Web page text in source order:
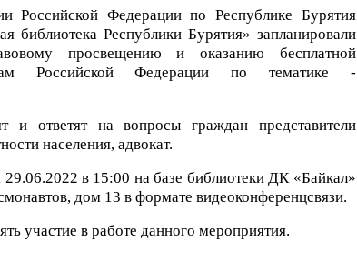
Российской Федерации по Республике Бурятия
библиотека Республики Бурятия» запланировали
просвещению и оказанию бесплатной
Российской Федерации по тематике -
и ответят на вопросы граждан представители
населения, адвокат.
29.06.2022 в 15:00 на базе библиотеки ДК «Байкал»
дом 13 в формате видеоконференцсвязи.
участие в работе данного мероприятия.